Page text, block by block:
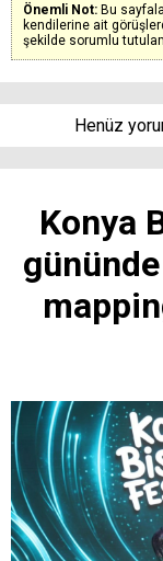
Önemli Not: Bu
kendilerine ait
şekilde sorumlu
Henüz
Konya